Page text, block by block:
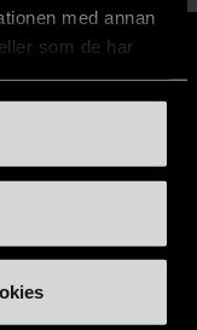
med annan
som de har